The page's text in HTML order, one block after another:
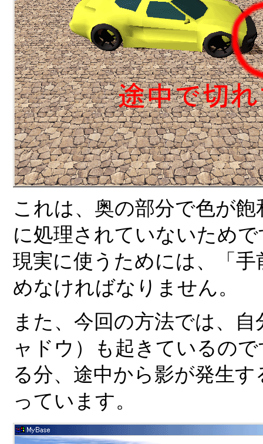
これは、奥の部分で色が
に処理されていないためで
現実に使うためには、「
めなければなりません。
また、今回の方法では、
ャドウ）も起きているの
る分、途中から影が発生
っています。